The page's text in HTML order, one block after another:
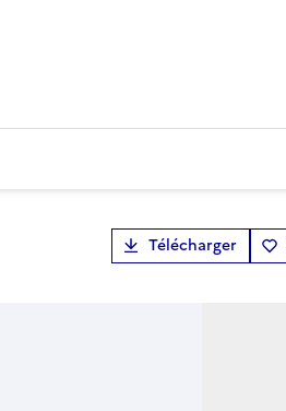
Télécharger